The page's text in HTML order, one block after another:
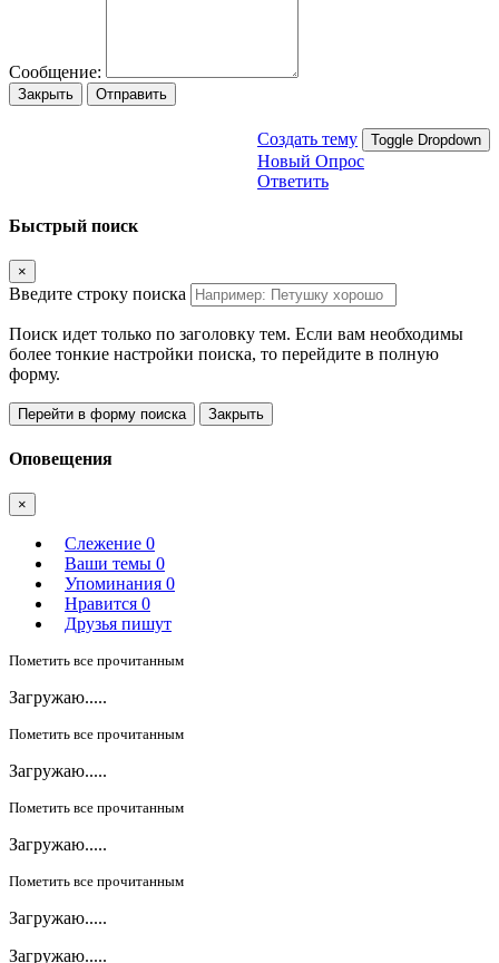
Сообщение:
Закрыть Отправить
Создать тему Toggle Dropdown
Новый Опрос
Ответить
Быстрый поиск
×
Введите строку поиска
Поиск идет только по заголовку тем. Если вам необходимы
более тонкие настройки поиска, то перейдите в полную
форму.
Перейти в форму поиска Закрыть
Оповещения
×
Слежение 0
Ваши темы 0
Упоминания 0
Нравится 0
Друзья пишут
Пометить все прочитанным
Загружаю.....
Пометить все прочитанным
Загружаю.....
Пометить все прочитанным
Загружаю.....
Пометить все прочитанным
Загружаю.....
Загружаю.....